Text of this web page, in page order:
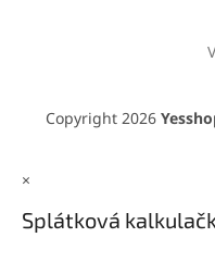
Copyright 2026
×
Splátková